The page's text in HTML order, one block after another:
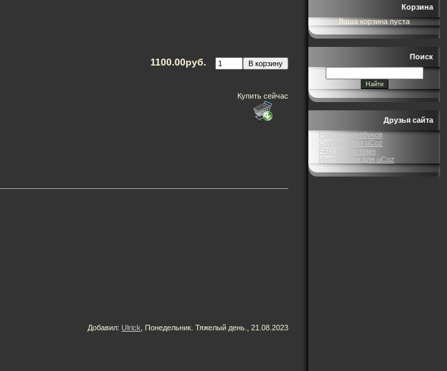
1100.00руб.
Купить сейчас
Добавил: Ulrick , Понедельник. Тяжелый день., 21.08.2023
Корзина
Ваша корзина пуста
Поиск
Друзья сайта
Ремонт ноутбуков
Сообщество uCoz
FAQ по системе
Инструкции для uCoz